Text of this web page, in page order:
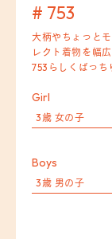
# 753
大柄やちょっと
レクト着物を幅
753らしくばっち
Girl
3歳 女の子
Boys
3歳 男の子